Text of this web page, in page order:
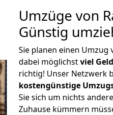
Umzüge von
Günstig
Sie planen einen Umzug
dabei möglichstviel
richtig! Unser Netzwerk
kostengünstige
Sie sich um nichts
Zuhause kümmern